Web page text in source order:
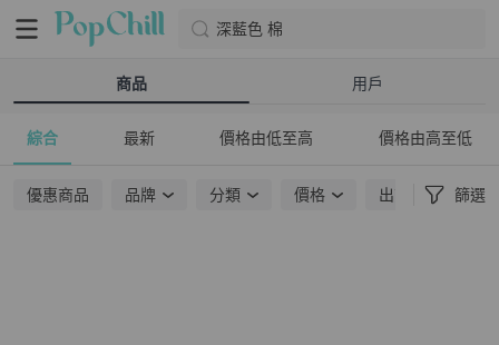
深藍色 棉
商品 用戶
綜合 最新 價格由低至高 價格由高至低
優惠商品 品牌 分類 價格 出貨地點 篩選